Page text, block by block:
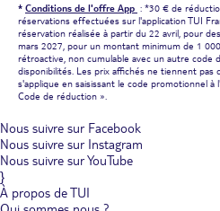
* Conditions de l'offre App : *30 € de
réservations effectuées sur l'application TUI
réservation réalisée à partir du 22 avril, pour
mars 2027, pour un montant minimum de 1
rétroactive, non cumulable avec un autre code
disponibilités. Les prix affichés ne tiennent pas
s'applique en saisissant le code promotionnel à
Code de réduction ».
Nous suivre sur Facebook
Nous suivre sur Instagram
Nous suivre sur YouTube
}
À propos de TUI